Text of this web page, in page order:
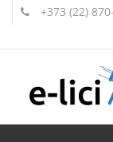
+373 (22)